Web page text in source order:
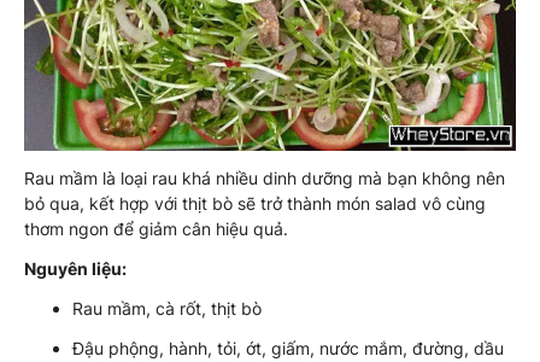
Rau mầm là loại rau khá nhiều dinh dưỡng mà bạn không nên
bỏ qua, kết hợp với thịt bò sẽ trở thành món salad vô cùng
thơm ngon để giảm cân hiệu quả.
Nguyên liệu:
Rau mầm, cà rốt, thịt bò
Đậu phộng, hành, tỏi, ớt, giấm, nước mắm, đường, dầu